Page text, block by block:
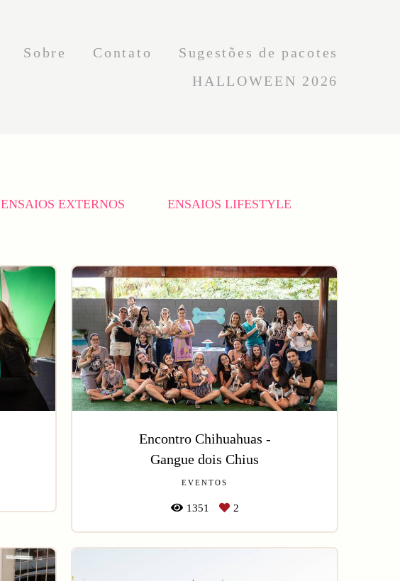
Sobre Contato
Sugestões de pacotes
HALLOWEEN 2026
ENSAIOS EXTERNOS ENSAIOS LIFESTYLE
Encontro Chihuahuas -
Gangue dois Chius
EVENTOS
1351 2